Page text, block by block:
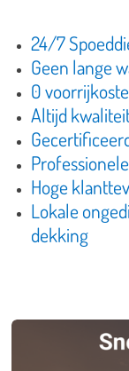
24/7
Geen lange
0
Altijd
Hoge
Lokale
dekking